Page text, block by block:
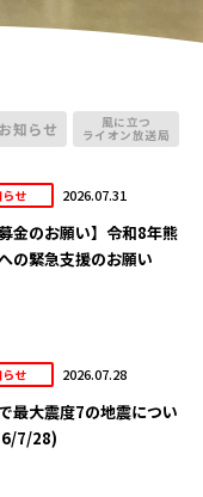
お知らせ 風に立つ
ライオン放送局
せ 2026.07.31
募金のお願い】令和8年熊
の緊急支援のお願い
せ 2026.07.28
最大震度7の地震につい
7/28)